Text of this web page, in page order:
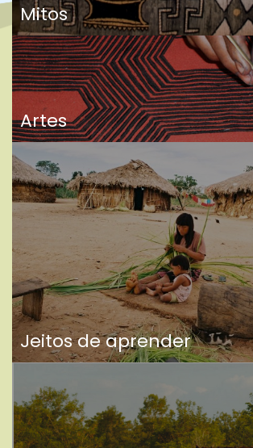
Mitos
Artes
Jeitos de aprender